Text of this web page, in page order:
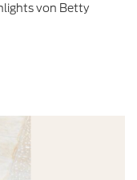
von Betty